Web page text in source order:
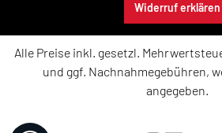
Widerruf erklären
Alle Preise inkl. gesetzl.
und ggf. Nachnahmegebühren,
angegeben.